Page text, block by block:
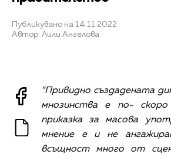
Публикувано на 14.11.2022
Автор: Лили Ангелова
“Привидно създадената
мнозинства е по- скоро
приказка за масова
мнение е и не
всъщност много от